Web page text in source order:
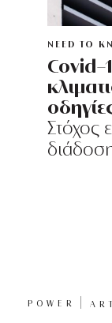
NEED TO
Covid-
Στόχος
POWER